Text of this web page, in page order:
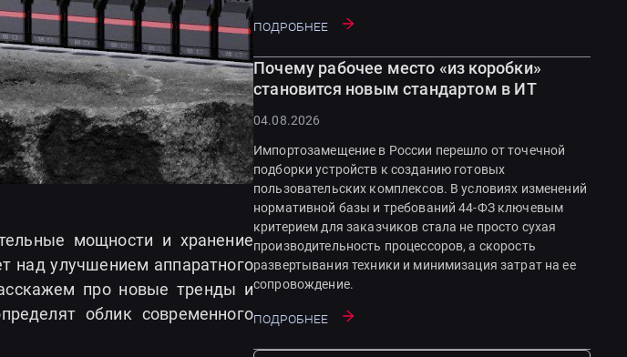
мощности и хранение
над улучшением аппаратного
про новые тренды и
облик современного
Подробнее
Почему рабочее место «из коробки»
становится новым стандартом в ИТ
04.08.2026
Импортозамещение в России перешло от точечной
подборки устройств к созданию готовых
пользовательских комплексов. В условиях изменений
нормативной базы и требований 44-ФЗ ключевым
критерием для заказчиков стала не просто сухая
производительность процессоров, а скорость
развертывания техники и минимизация затрат на ее
сопровождение.
Подробнее